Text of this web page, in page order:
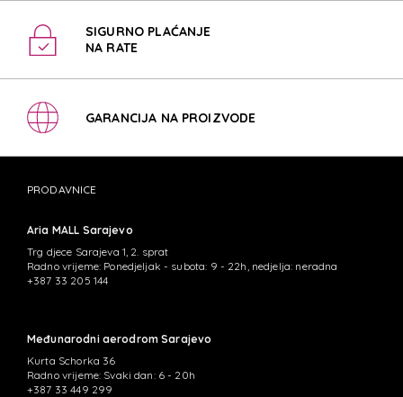
SIGURNO PLAĆANJE
NA RATE
GARANCIJA NA PROIZVODE
PRODAVNICE
Aria MALL Sarajevo
Trg djece Sarajeva 1, 2. sprat
Radno vrijeme: Ponedjeljak - subota: 9 - 22h, nedjelja: neradna
+387 33 205 144
Međunarodni aerodrom Sarajevo
Kurta Schorka 36
Radno vrijeme: Svaki dan: 6 - 20h
+387 33 449 299